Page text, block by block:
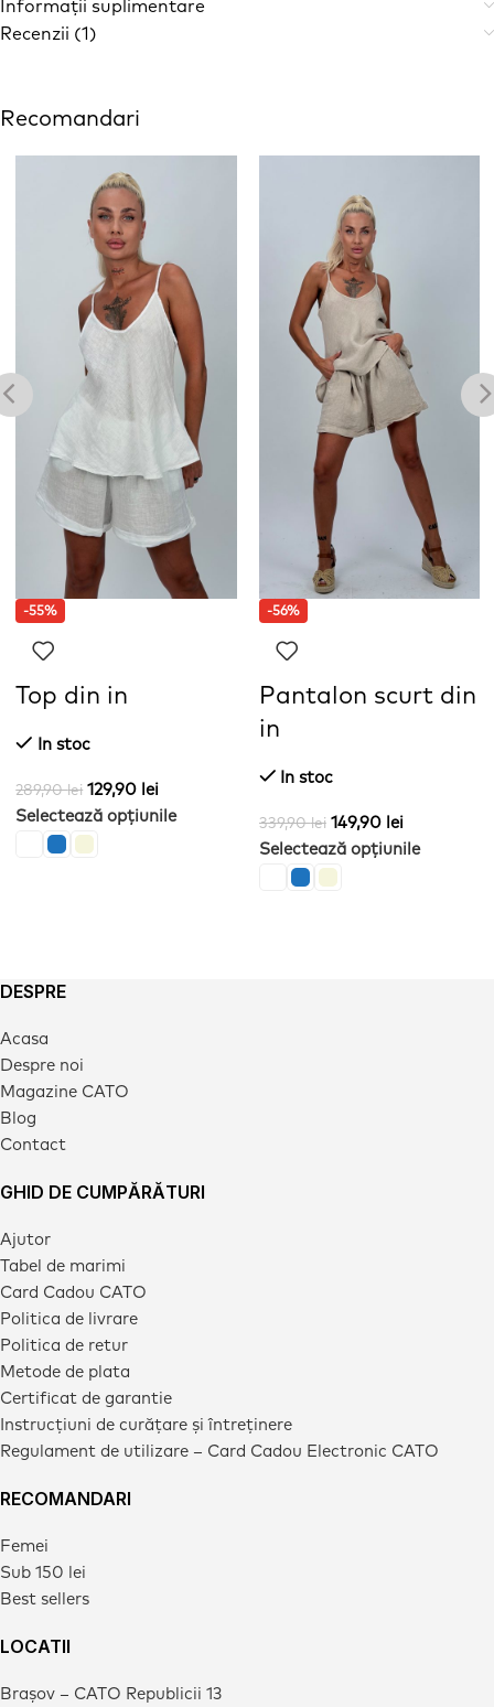
Informații suplimentare
Recenzii (1)
Recomandari
-55%
Top din in
In stoc
289,90lei 129,90 lei
Selectează opțiunile
-56%
Pantalon scurt din
in
In stoc
339,90lei 149,90 lei
Selectează opțiunile
DESPRE
Acasa
Despre noi
Magazine CATO
Blog
Contact
GHID DE CUMPĂRĂTURI
Ajutor
Tabel de marimi
Card Cadou CATO
Politica de livrare
Politica de retur
Metode de plata
Certificat de garantie
Instrucțiuni de curățare și întreținere
Regulament de utilizare – Card Cadou Electronic CATO
RECOMANDARI
Femei
Sub 150 lei
Best sellers
LOCATII
Brașov – CATO Republicii 13